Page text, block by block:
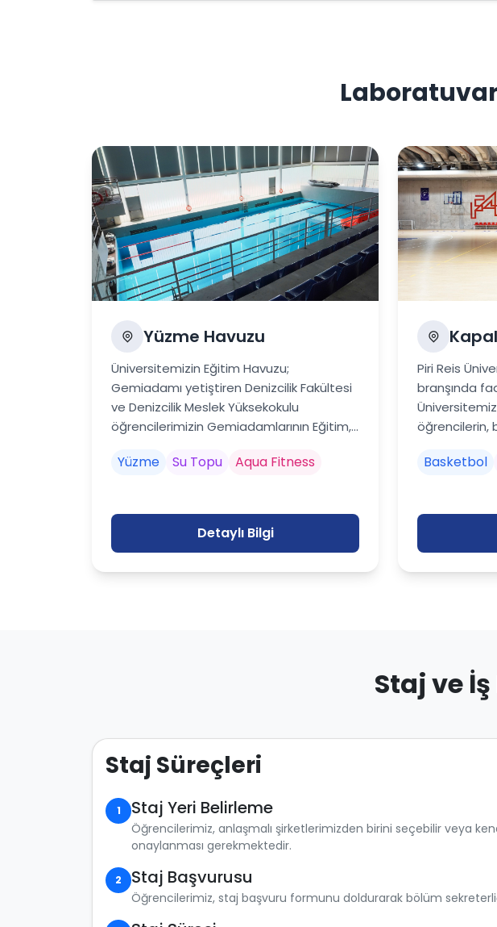
Yüzme Havuzu
Üniversitemizin Eğitim Havuzu;
Gemiadamı yetiştiren Denizcilik Fakültesi
ve Denizcilik Meslek Yüksekokulu
öğrencilerimizin Gemiadamlarının Eğitim,...
Yüzme Su Topu Aqua Fitness
Detaylı Bilgi
Piri Reis
branşında
öğrencilerin,
Basketbol
Staj ve
Staj Süreçleri
1 Staj Yeri Belirleme
Öğrencilerimiz, anlaşmalı şirketlerimizden birini seçebilir veya
onaylanması gerekmektedir.
2 Staj Başvurusu
Öğrencilerimiz, staj başvuru formunu doldurarak bölüm